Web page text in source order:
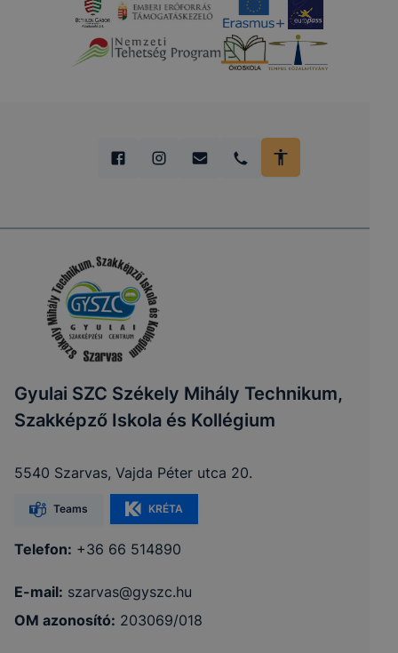
Gyulai SZC Székely Mihály Technikum,
Szakképző Iskola és Kollégium
5540 Szarvas, Vajda Péter utca 20.
Teams KRÉTA
Telefon: +36 66 514890
E-mail: szarvas@gyszc.hu
OM azonosító: 203069/018